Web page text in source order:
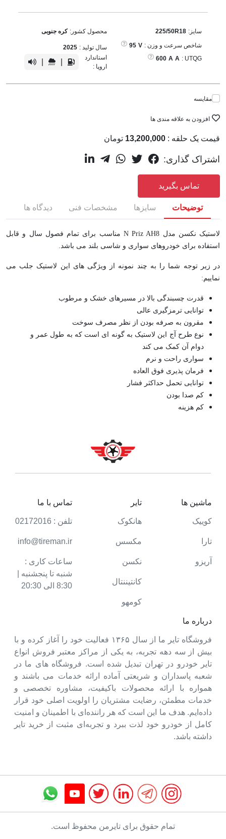
سایز: 225/50R18
شاخص سرعت و وزن : V
95
UTQG :
A
A
600
محصول کشور: کره جنوبی
سال تولید : 2025
استاندارد
اروپا :
مقایسه
افزودن به علاقه مندی ها
قیمت یک حلقه : 13,200,000 تومان
اشتراک گذاری:
تماس بگیرید
توضیحات سایزها مشخصات فنی دیدگاه ها
لاستیک نکسن مدل N Priz AH8 مناسب برای تمام فصول سال و قابل
استفاده برای خودروهای سواری و شاسی بلند می باشد.
در زیر توجه شما را به چند نمونه از ویژگی های این لاستیک جلب می
نماییم:
قدرت چسبندگی بالا در مسیرهای خشک و مرطوب
توانایی ترمزگیری عالی
مقرون به صرفه بودن از نظر مصرف سوخت
نوع طرح آج این لاستیک به گونه ای است که به طول عمر و
دوام آن کمک می کند
سواری راحت و نرم
فرمان پذیری فوق العاده
توانایی تحمل حداکثر فشار
کم صدا بودن
کم هزینه
درباره ما
فروشگاه تایر ما از سال ۱۳۶۵ فعالیت خود را آغاز کرده و با
بیش از سه دهه تجربه، به یکی از مراکز معتبر فروش انواع
تایر خودرو در تهران تبدیل شده است. فروشگاه های ما در
شعبه پاسداران و شریعتی آماده ارائه خدمات می باشند و
همواره با ارائه محصولات باکیفیت، مشاوره تخصصی و
خدمات مطمئن، رضایت مشتریان را اولویت اصلی خود قرار
داده‌ایم. هدف ما این است که هر راننده‌ای با اطمینان و امنیت
کامل از خودرو خود لذت ببرد و تجربه‌ای مثبت از خرید تایر
داشته باشد.
ماشین ها
کوییک
تارا
آریزو
تایر
هانکوک
مکسس
نکسن
کانتیننتال
کومهو
تماس با ما
تلفن : 02172016
info@tireman.ir
ساعات کاری :
شنبه تا پنجشنبه |
8:30 الی 20:30
تمام حقوق برای تایرمن محفوظ است.